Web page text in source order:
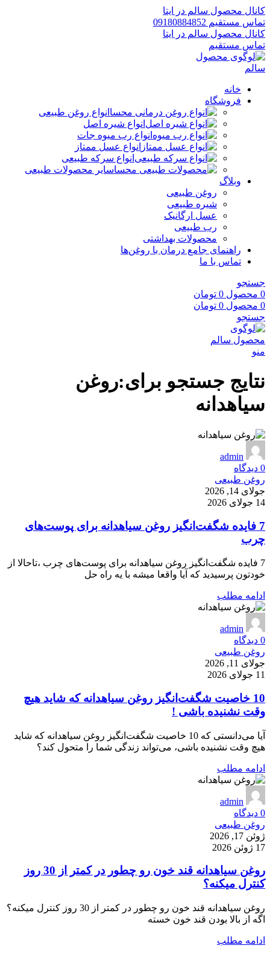
کانال محصول سالم در ایتا
تماس مستقیم 09180884852
کانال محصول سالم در ایتا
تماس مستقیم
خانه
فروشگاه
انواع روغن طبیعی
انواع شیره اصل
انواع رب میوه جات
انواع عسل ممتاز
انواع سرکه طبیعی
سایر محصولات طبیعی
وبلاگ
روغن طبیعی
شیره طبیعی
عسل ارگانیک
رب طبیعی
محصولات بهداشتی
راهنمای جامع درمان با روغن‌ها
تماس با ما
جستجو
0 محصول 0 تومان
0 محصول 0 تومان
جستجو
منو
نتایج جستجو برای:روغن
سیاهدانه
admin
0 دیدگاه
روغن طبیعی
جولای 14, 2026
14 جولای 2026
7 فایده شگفت‌انگیز روغن سیاهدانه برای پوست‌های
چرب
7 فایده شگفت‌انگیز روغن سیاهدانه برای پوست‌های چرب ،تاحالا از
خودتون پرسیدید که آیا واقعا میشه با یه راه حل
ادامه مطلب
admin
0 دیدگاه
روغن طبیعی
جولای 11, 2026
11 جولای 2026
10 خاصیت شگفت‌انگیز روغن سیاهدانه که شاید هیچ
وقت نشنیده باشی !
آیا می‌دانستی که 10 خاصیت شگفت‌انگیز روغن سیاهدانه که شاید
هیچ وقت نشنیده باشی، می‌تواند زندگی شما را متحول کند؟
ادامه مطلب
admin
0 دیدگاه
روغن طبیعی
ژوئن 17, 2026
17 ژوئن 2026
روغن سیاهدانه قند خون رو چطور در کمتر از 30 روز
کنترل میکنه؟
روغن سیاهدانه قند خون رو چطور در کمتر از 30 روز کنترل میکنه؟
اگه از بالا بودن قند خون خسته
ادامه مطلب